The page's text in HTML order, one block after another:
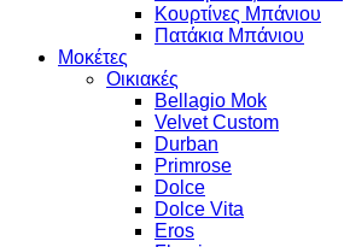
Κουρτίνες Μπάνιου
Πατάκια Μπάνιου
Μοκέτες
Οικιακές
Bellagio Mok
Velvet Custom
Durban
Primrose
Dolce
Dolce Vita
Eros